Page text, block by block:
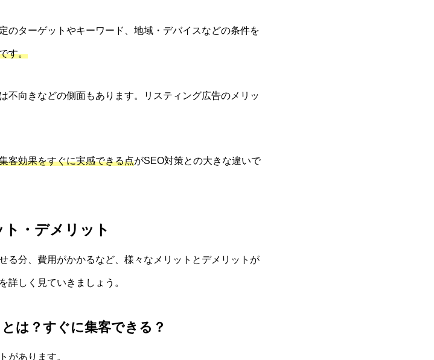
のターゲットやキーワード、地域・デバイスなどの条件を
す。
不向きなどの側面もあります。リスティング広告のメリッ
客効果をすぐに実感できる点がSEO対策との大きな違いで
・デメリット
る分、費用がかかるなど、様々なメリットとデメリットが
詳しく見ていきましょう。
は？すぐに集客できる？
があります。